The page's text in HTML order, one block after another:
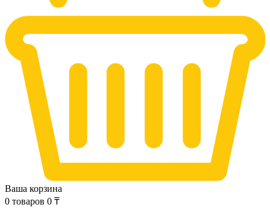
Ваша корзина
0 товаров 0 ₸